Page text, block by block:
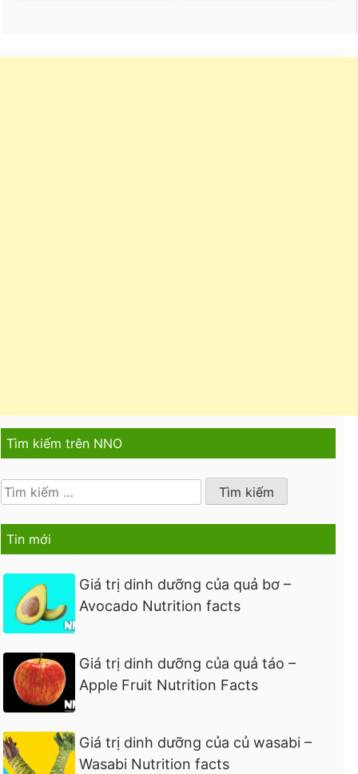
Tìm kiếm trên NNO
Tìm
kiếm
cho:
Tin mới
Giá trị dinh dưỡng của quả bơ –
Avocado Nutrition facts
Giá trị dinh dưỡng của quả táo –
Apple Fruit Nutrition Facts
Giá trị dinh dưỡng của củ wasabi –
Wasabi Nutrition facts